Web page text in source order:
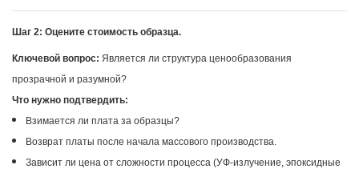
Шаг 2: Оцените стоимость образца.
Ключевой вопрос: Является ли структура ценообразования
прозрачной и разумной?
Что нужно подтвердить:
Взимается ли плата за образцы?
Возврат платы после начала массового производства.
Зависит ли цена от сложности процесса (УФ-излучение, эпоксидные